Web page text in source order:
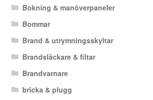
Bokning & manöverpaneler
Bommar
Brand & utrymningsskyltar
Brandsläckare & filtar
Brandvarnare
bricka & plugg